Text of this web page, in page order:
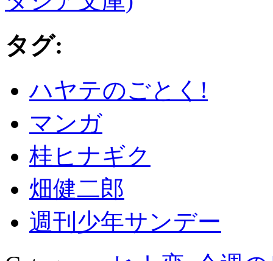
タグ:
ハヤテのごとく!
マンガ
桂ヒナギク
畑健二郎
週刊少年サンデー